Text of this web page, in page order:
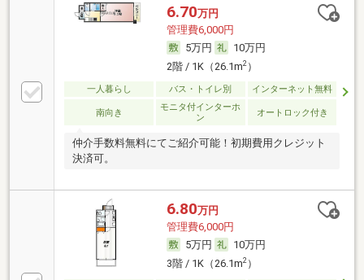
6.70万円
管理費6,000円
5万円
10万円
2階 / 1K（26.1m2）
一人暮らし バス・トイレ別 インターネット無料
南向き
モニタ付インターホ
ン
オートロック付き
仲介手数料無料にてご紹介可能！初期費用クレジット
決済可。
6.80万円
管理費6,000円
5万円
10万円
3階 / 1K（26.1m2）